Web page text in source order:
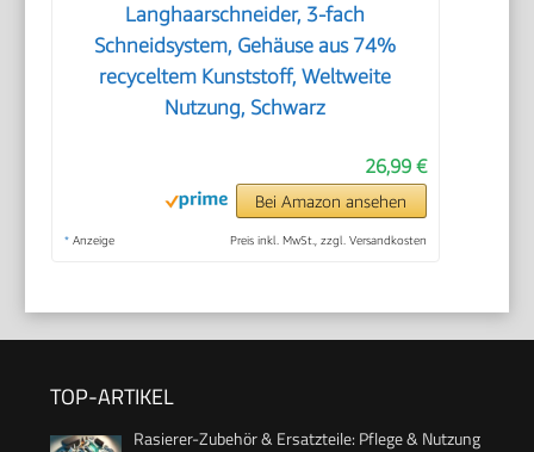
Langhaarschneider, 3-fach
Schneidsystem, Gehäuse aus 74%
recyceltem Kunststoff, Weltweite
Nutzung, Schwarz
26,99 €
Bei Amazon ansehen
* Anzeige Preis inkl. MwSt., zzgl. Versandkosten
TOP-ARTIKEL
Rasierer-Zubehör & Ersatzteile: Pflege & Nutzung